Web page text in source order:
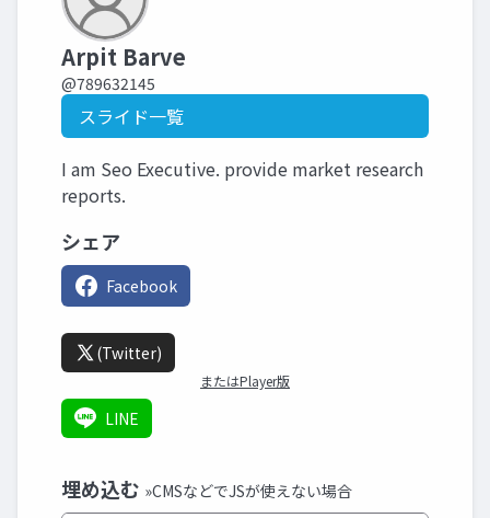
Arpit Barve
@789632145
スライド一覧
I am Seo Executive. provide market research
reports.
シェア
Facebook
(Twitter)
またはPlayer版
LINE
埋め込む »CMSなどでJSが使えない場合